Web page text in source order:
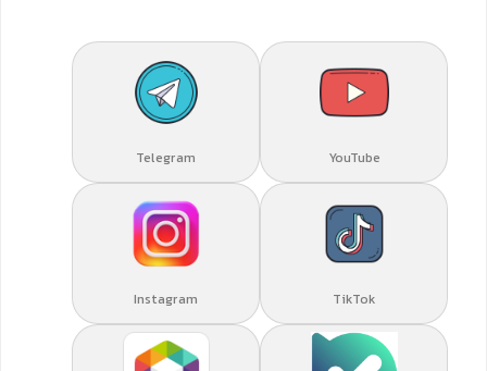
YouTube
Telegram
TikTok
Instagram